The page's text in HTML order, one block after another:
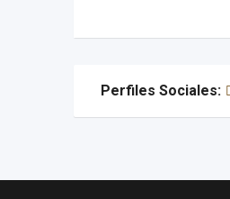
Perfiles Sociales: